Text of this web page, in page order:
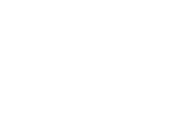
者の選定結果について